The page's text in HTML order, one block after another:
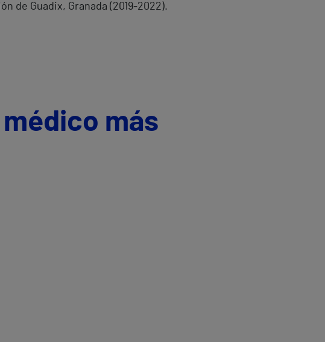
de Guadix, Granada (2019-2022).
más